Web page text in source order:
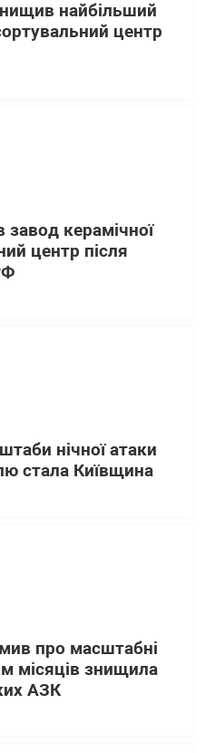
найбільший
центр
завод керамічної
центр після
нічної атаки
стала Київщина
про масштабні
місяців знищила
АЗК